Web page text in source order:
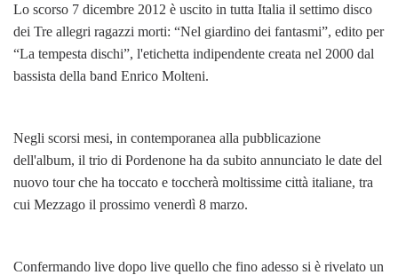
Lo scorso 7 dicembre 2012 è uscito in tutta Italia il settimo disco
dei Tre allegri ragazzi morti: “Nel giardino dei fantasmi”, edito per
“La tempesta dischi”, l'etichetta indipendente creata nel 2000 dal
bassista della band Enrico Molteni.
Negli scorsi mesi, in contemporanea alla pubblicazione
dell'album, il trio di Pordenone ha da subito annunciato le date del
nuovo tour che ha toccato e toccherà moltissime città italiane, tra
cui Mezzago il prossimo venerdì 8 marzo.
Confermando live dopo live quello che fino adesso si è rivelato un